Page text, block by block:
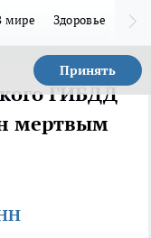
мире Здоровье
Принять
ГИБДД
мертвым